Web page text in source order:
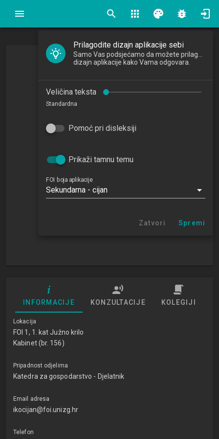
search apps palette bug_report
Ivona Kocijan, mag. oec.
Asistentica
INFORMACIJE KONZULTACIJE KOLEGIJI
Lokacija
FOI 1, 1. kat Južno krilo
Kabinet (br. 156)
Pripadnost odjelima
Katedra za gospodarstvo - Djelatnik
Email adresa
ikocijan@foi.unizg.hr
Telefon
Prilagodite dizajn aplikacije sebi
dizajn aplikacije kako Vama odgovara.
Veličina teksta
Standardna
Pomoć pri disleksiji
Prikaži tamnu temu
FOI boja aplikacije
Sekundarna - cijan
Zatvori Spremi